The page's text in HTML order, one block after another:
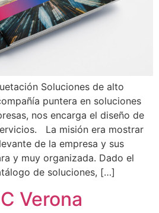
Soluciones de alto
puntera en soluciones
nos encarga el diseño de
La misión era mostrar
de la empresa y sus
y muy organizada. Dado el
de soluciones, […]
Verona